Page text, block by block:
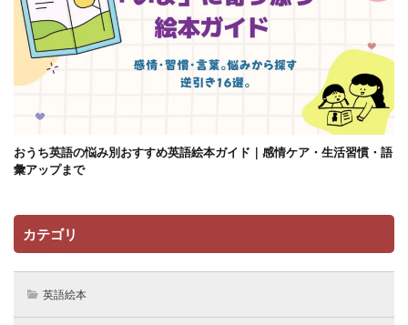
おうち英語の悩み別おすすめ英語絵本ガイド｜感情ケア・生活習慣・語
彙アップまで
カテゴリ
英語絵本